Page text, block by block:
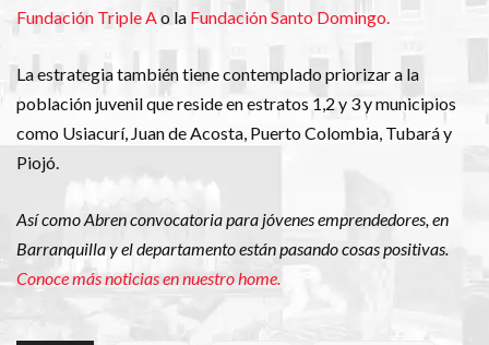
Fundación Triple Ao la Fundación Santo Domingo.
La estrategia también tiene contemplado priorizar a la
población juvenil que reside en estratos 1,2 y 3 y municipios
como Usiacurí, Juan de Acosta, Puerto Colombia, Tubará y
Piojó.
Así como Abren convocatoria para jóvenes emprendedores, en
Barranquilla y el departamento están pasando cosas positivas.
Conoce más noticias en nuestro home.